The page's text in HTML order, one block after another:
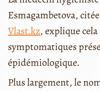
Esmagambetova,
Vlast.kz, explique
symptomatiques
épidémiologique.
Plus largement, le